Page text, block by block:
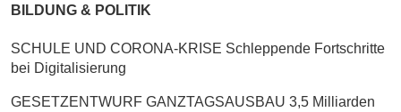
BILDUNG & POLITIK
SCHULE UND CORONA-KRISE Schleppende Fortschritte
bei Digitalisierung
GESETZENTWURF GANZTAGSAUSBAU 3,5 Milliarden